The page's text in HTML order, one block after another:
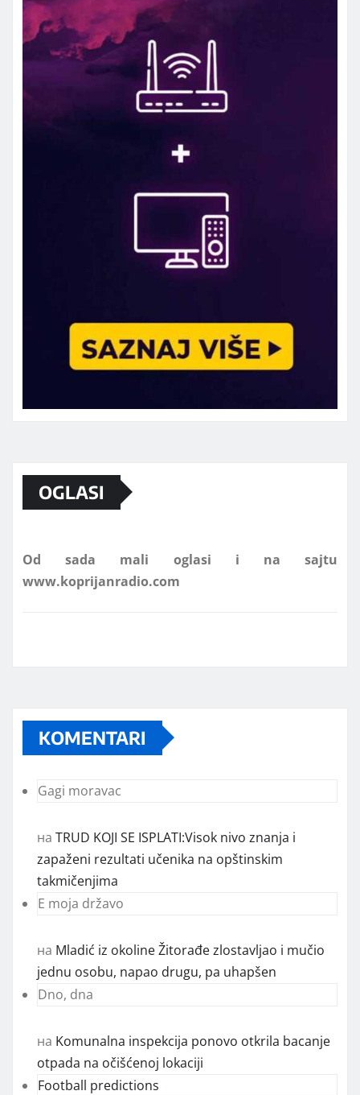
OGLASI
KOMENTARI
Gagi moravac
на TRUD KOJI SE ISPLATI:Visok nivo znanja i
zapaženi rezultati učenika na opštinskim
takmičenjima
E moja državo
на Mladić iz okoline Žitorađe zlostavljao i mučio
jednu osobu, napao drugu, pa uhapšen
Dno, dna
на Komunalna inspekcija ponovo otkrila bacanje
otpada na očišćenoj lokaciji
Football predictions